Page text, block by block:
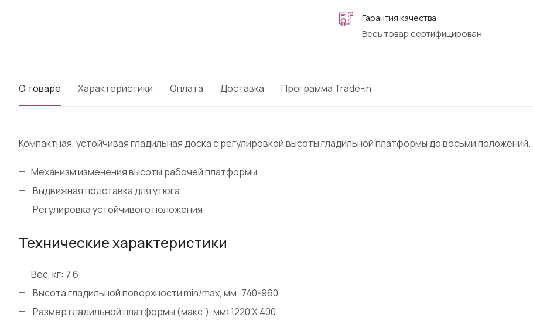
Гарантия качества
Весь товар сертифицирован
О товаре Характеристики Оплата Доставка Программа Trade-in
Компактная, устойчивая гладильная доска с регулировкой высоты гладильной платформы до восьми положений.
Механизм изменения высоты рабочей платформы
Выдвижная подставка для утюга
Регулировка устойчивого положения
Технические характеристики
Вес, кг: 7,6
Высота гладильной поверхности min/max, мм: 740-960
Размер гладильной платформы (макс.), мм: 1220 X 400